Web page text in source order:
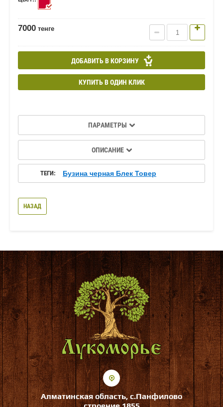
7000 тенге
ДОБАВИТЬ В КОРЗИНУ
КУПИТЬ В ОДИН КЛИК
ПАРАМЕТРЫ
ОПИСАНИЕ
ТЕГИ: Бузина черная Блек Товер
НАЗАД
Алматинская область, с.Панфилово